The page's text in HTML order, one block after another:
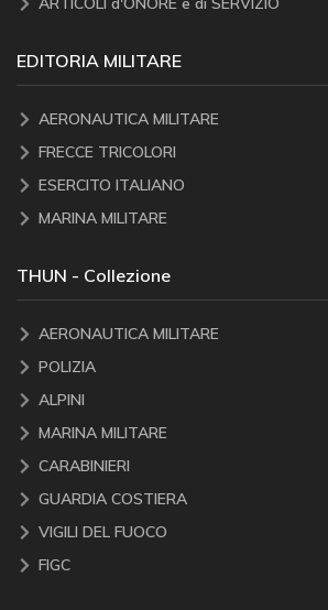
EDITORIA MILITARE
AERONAUTICA MILITARE
FRECCE TRICOLORI
ESERCITO ITALIANO
MARINA MILITARE
THUN - Collezione
AERONAUTICA MILITARE
POLIZIA
ALPINI
MARINA MILITARE
CARABINIERI
GUARDIA COSTIERA
VIGILI DEL FUOCO
FIGC